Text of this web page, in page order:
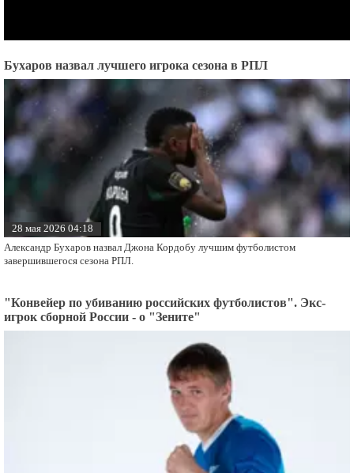
Бухаров назвал лучшего игрока сезона в РПЛ
28 мая 2026 04:18
Александр Бухаров назвал Джона Кордобу лучшим футболистом
завершившегося сезона РПЛ.
"Конвейер по убиванию российских футболистов". Экс-
игрок сборной России - о "Зените"